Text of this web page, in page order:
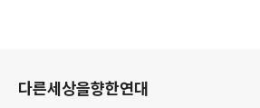
다른세상을향한연대